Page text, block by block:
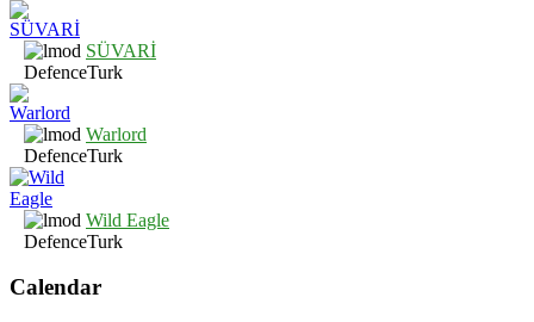
SÜVARİ
DefenceTurk
Warlord
DefenceTurk
Wild Eagle
DefenceTurk
Calendar